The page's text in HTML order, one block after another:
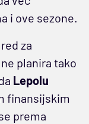
i ove sezone.
za
planira tako
Lepolu
finansijskim
prema